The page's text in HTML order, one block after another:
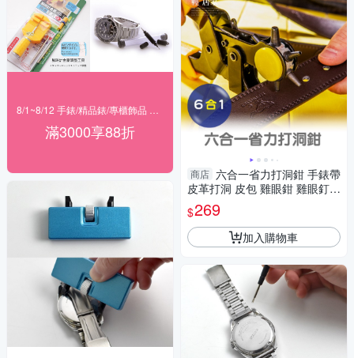
滿3000享88折
商店 六合一省力打洞鉗 手錶帶
皮革打洞 皮包 雞眼鉗 雞眼釘
打孔機打孔器 打洞機打洞器-輕
居家8430
$269
加入購物車